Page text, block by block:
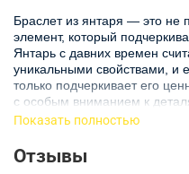
Браслет из янтаря — это не
элемент, который
Янтарь с давних времен
уникальными свойствами, и
только подчеркивает его
с особым вниманием к
качество и долговечность
Если вы ищете мужской
который будет выделяться
Показать полностью
Отзывы